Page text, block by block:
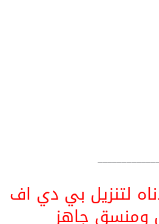
لتنزيل بي دي اف